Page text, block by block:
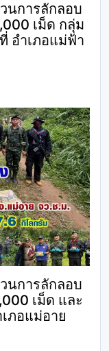
นการลักลอบ
เม็ด กลุ่ม
อำเภอแม่ฟ้า
นการลักลอบ
เม็ด และ
ภอแม่อาย